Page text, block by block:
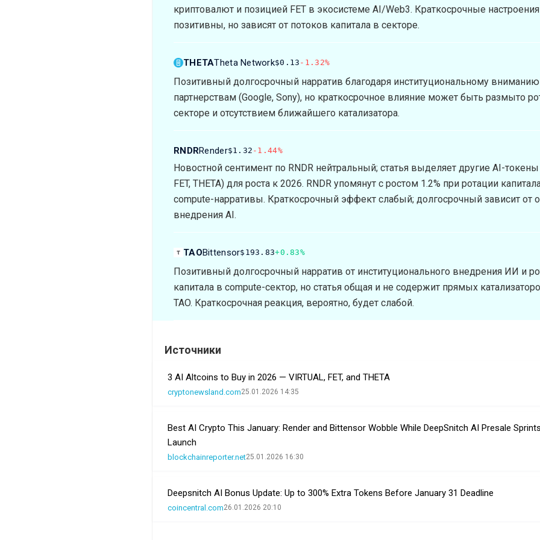
криптовалют и позицией FET в экосистеме AI/Web3. Краткосрочные настроения
позитивны, но зависят от потоков капитала в секторе.
THETATheta Network$0.13 -1.32%
Позитивный долгосрочный нарратив благодаря институциональному
партнерствам (Google, Sony), но краткосрочное влияние может быть размыто
секторе и отсутствием ближайшего катализатора.
RNDRRender$1.32 -1.44%
Новостной сентимент по RNDR нейтральный; статья выделяет другие AI-токены
FET, THETA) для роста к 2026. RNDR упомянут с ростом 1.2% при ротации
compute-нарративы. Краткосрочный эффект слабый; долгосрочный зависит от
внедрения AI.
TAOBittensor$193.83+0.83%
Позитивный долгосрочный нарратив от институционального внедрения ИИ и
капитала в compute-сектор, но статья общая и не содержит прямых
TAO. Краткосрочная реакция, вероятно, будет слабой.
Источники
3 AI Altcoins to Buy in 2026 — VIRTUAL, FET, and THETA
cryptonewsland.com25.01.2026 14:35
Best AI Crypto This January: Render and Bittensor Wobble While DeepSnitch AI Presale
Launch
blockchainreporter.net25.01.2026 16:30
Deepsnitch AI Bonus Update: Up to 300% Extra Tokens Before January 31 Deadline
coincentral.com26.01.2026 20:10